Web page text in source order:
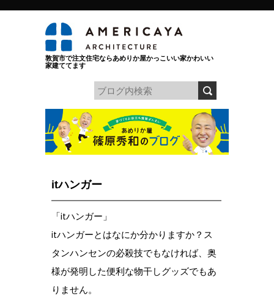
敦賀市で注文住宅ならあめりか屋かっこいい家かわいい
家建ててます
itハンガー
「itハンガー」
itハンガーとはなにか分かりますか？ス
タンハンセンの必殺技でもなければ、奥
様が発明した便利な物干しグッズでもあ
りません。